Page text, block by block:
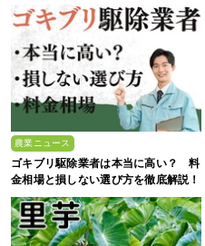
農業ニュース
ゴキブリ駆除業者は本当に高い？ 料
金相場と損しない選び方を徹底解説！